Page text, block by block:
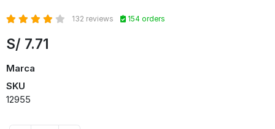
132 reviews 154 orders
S/ 7.71
Marca
SKU
12955